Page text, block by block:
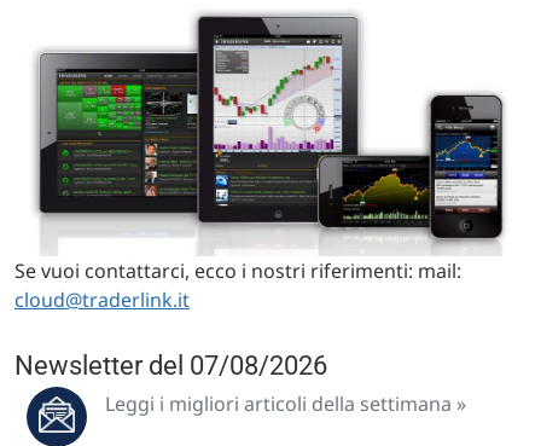
Se vuoi contattarci, ecco i nostri riferimenti: mail:
cloud@traderlink.it
Newsletter del 07/08/2026
Leggi i migliori articoli della settimana »